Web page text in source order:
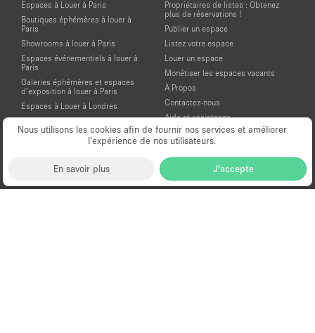
Nous utilisons les cookies afin de fournir nos services et améliorer
l’expérience de nos utilisateurs.
En savoir plus J'accepte
Espaces à Louer à Paris
Boutiques éphémères à louer à
Paris
Showrooms à louer à Paris
Espaces événementiels à louer à
Paris
Galeries éphémères et espaces
d’exposition à louer à Paris
Espaces à Louer à Londres
Espaces à Louer à New York
Espaces à Louer à San Francisco
Espaces à Louer à Amsterdam
Propriétaires de listes : Obtenez
plus de réservations !
Publier un espace
Listez votre espace
Louer un espace
Monétiser les espaces vacants
À Propos
Contactez-nous
Aide et assistance
Conditions générales d'utilisation
Mentions légales
Politique de confidentialité